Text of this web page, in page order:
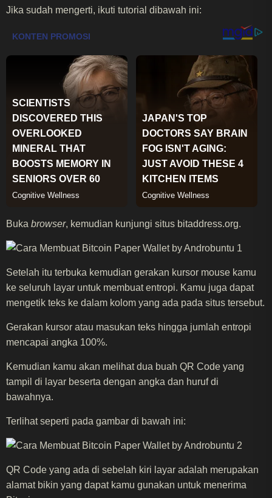
Jika sudah mengerti, ikuti tutorial dibawah ini:
Buka browser, kemudian kunjungi situs bitaddress.org.
Setelah itu terbuka kemudian gerakan kursor mouse kamu
ke seluruh layar untuk membuat entropi. Kamu juga dapat
mengetik teks ke dalam kolom yang ada pada situs tersebut.
Gerakan kursor atau masukan teks hingga jumlah entropi
mencapai angka 100%.
Kemudian kamu akan melihat dua buah QR Code yang
tampil di layar beserta dengan angka dan huruf di
bawahnya.
Terlihat seperti pada gambar di bawah ini:
QR Code yang ada di sebelah kiri layar adalah merupakan
alamat bikin yang dapat kamu gunakan untuk menerima